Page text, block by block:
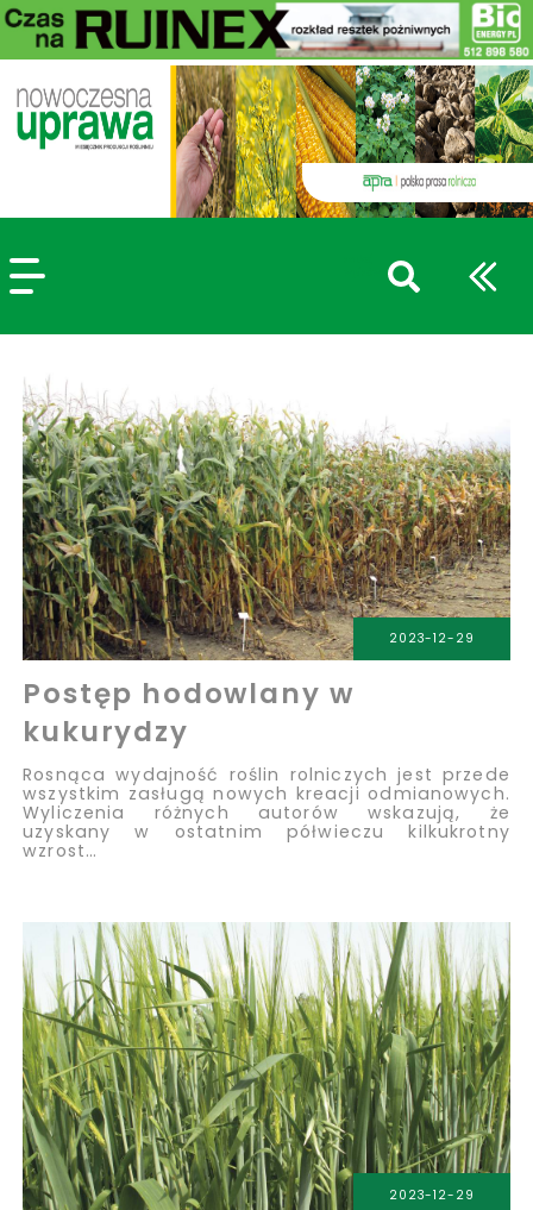
2023-12-29
Postęp hodowlany w
kukurydzy
Rosnąca wydajność roślin rolniczych jest przede
wszystkim zasługą nowych kreacji odmianowych.
Wyliczenia różnych autorów wskazują, że
uzyskany w ostatnim półwieczu kilkukrotny
wzrost…
2023-12-29